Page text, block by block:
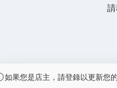
如果您是店主，請登錄以更新您的